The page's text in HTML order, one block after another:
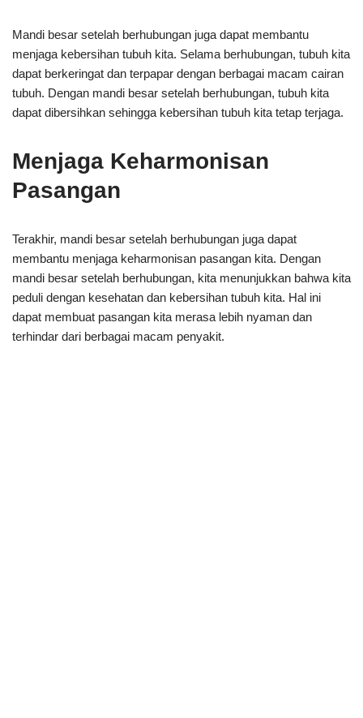
Mandi besar setelah berhubungan juga dapat membantu
menjaga kebersihan tubuh kita. Selama berhubungan, tubuh kita
dapat berkeringat dan terpapar dengan berbagai macam cairan
tubuh. Dengan mandi besar setelah berhubungan, tubuh kita
dapat dibersihkan sehingga kebersihan tubuh kita tetap terjaga.
Menjaga Keharmonisan
Pasangan
Terakhir, mandi besar setelah berhubungan juga dapat
membantu menjaga keharmonisan pasangan kita. Dengan
mandi besar setelah berhubungan, kita menunjukkan bahwa kita
peduli dengan kesehatan dan kebersihan tubuh kita. Hal ini
dapat membuat pasangan kita merasa lebih nyaman dan
terhindar dari berbagai macam penyakit.